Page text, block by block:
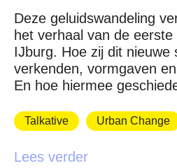
Deze geluidswandeling
het verhaal van de
IJburg. Hoe zij dit nieuwe
verkenden, vormgaven
En hoe hiermee
Talkative Urban Change
Lees verder